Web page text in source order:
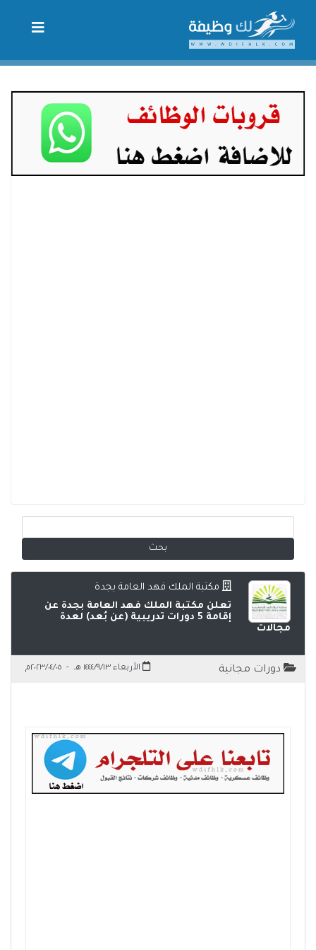
مكتبة الملك فهد العامة بجدة
تعلن مكتبة الملك فهد العامة بجدة عن
إقامة 5 دورات تدريبية (عن بُعد) لعدة
مجالات
دورات مجانية الأربعاء ١٤٤٤/٩/١٣ هـ - ٢٠٢٣/٠٤/٠٥م